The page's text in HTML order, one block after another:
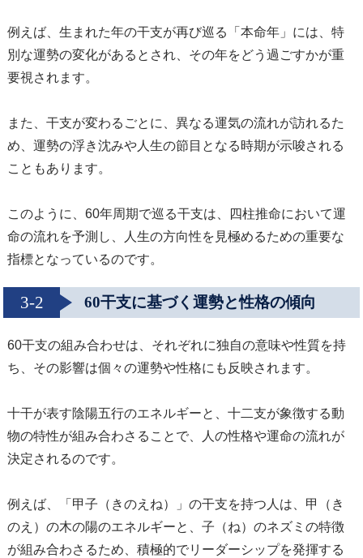
例えば、生まれた年の干支が再び巡る「本命年」には、特
別な運勢の変化があるとされ、その年をどう過ごすかが重
要視されます。
また、干支が変わるごとに、異なる運気の流れが訪れるた
め、運勢の浮き沈みや人生の節目となる時期が示唆される
こともあります。
このように、60年周期で巡る干支は、四柱推命において運
命の流れを予測し、人生の方向性を見極めるための重要な
指標となっているのです。
3-2 60干支に基づく運勢と性格の傾向
60干支の組み合わせは、それぞれに独自の意味や性質を持
ち、その影響は個々の運勢や性格にも反映されます。
十干が表す陰陽五行のエネルギーと、十二支が象徴する動
物の特性が組み合わさることで、人の性格や運命の流れが
決定されるのです。
例えば、「甲子（きのえね）」の干支を持つ人は、甲（き
のえ）の木の陽のエネルギーと、子（ね）のネズミの特徴
が組み合わさるため、積極的でリーダーシップを発揮する